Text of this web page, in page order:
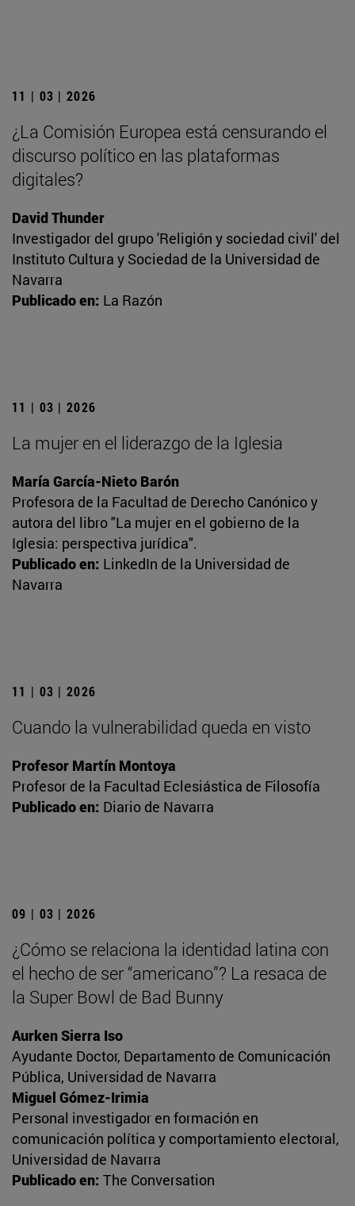
11 | 03 | 2026
¿La Comisión Europea está censurando el
discurso político en las plataformas
digitales?
David Thunder
Investigador del grupo 'Religión y sociedad civil' del
Instituto Cultura y Sociedad de la Universidad de
Navarra
Publicado en: La Razón
11 | 03 | 2026
La mujer en el liderazgo de la Iglesia
María García-Nieto Barón
Profesora de la Facultad de Derecho Canónico y
autora del libro "La mujer en el gobierno de la
Iglesia: perspectiva jurídica".
Publicado en: LinkedIn de la Universidad de
Navarra
11 | 03 | 2026
Cuando la vulnerabilidad queda en visto
Profesor Martín Montoya
Profesor de la Facultad Eclesiástica de Filosofía
Publicado en: Diario de Navarra
09 | 03 | 2026
¿Cómo se relaciona la identidad latina con
el hecho de ser “americano”? La resaca de
la Super Bowl de Bad Bunny
Aurken Sierra Iso
Ayudante Doctor, Departamento de Comunicación
Pública, Universidad de Navarra
Miguel Gómez-Irimia
Personal investigador en formación en
comunicación política y comportamiento electoral,
Universidad de Navarra
Publicado en: The Conversation